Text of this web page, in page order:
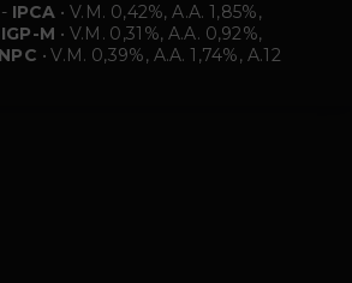
- IPCA • V.M. 0,42%, A.A. 1,85%,
IGP-M • V.M. 0,31%, A.A. 0,92%,
• V.M. 0,39%, A.A. 1,74%, A.12